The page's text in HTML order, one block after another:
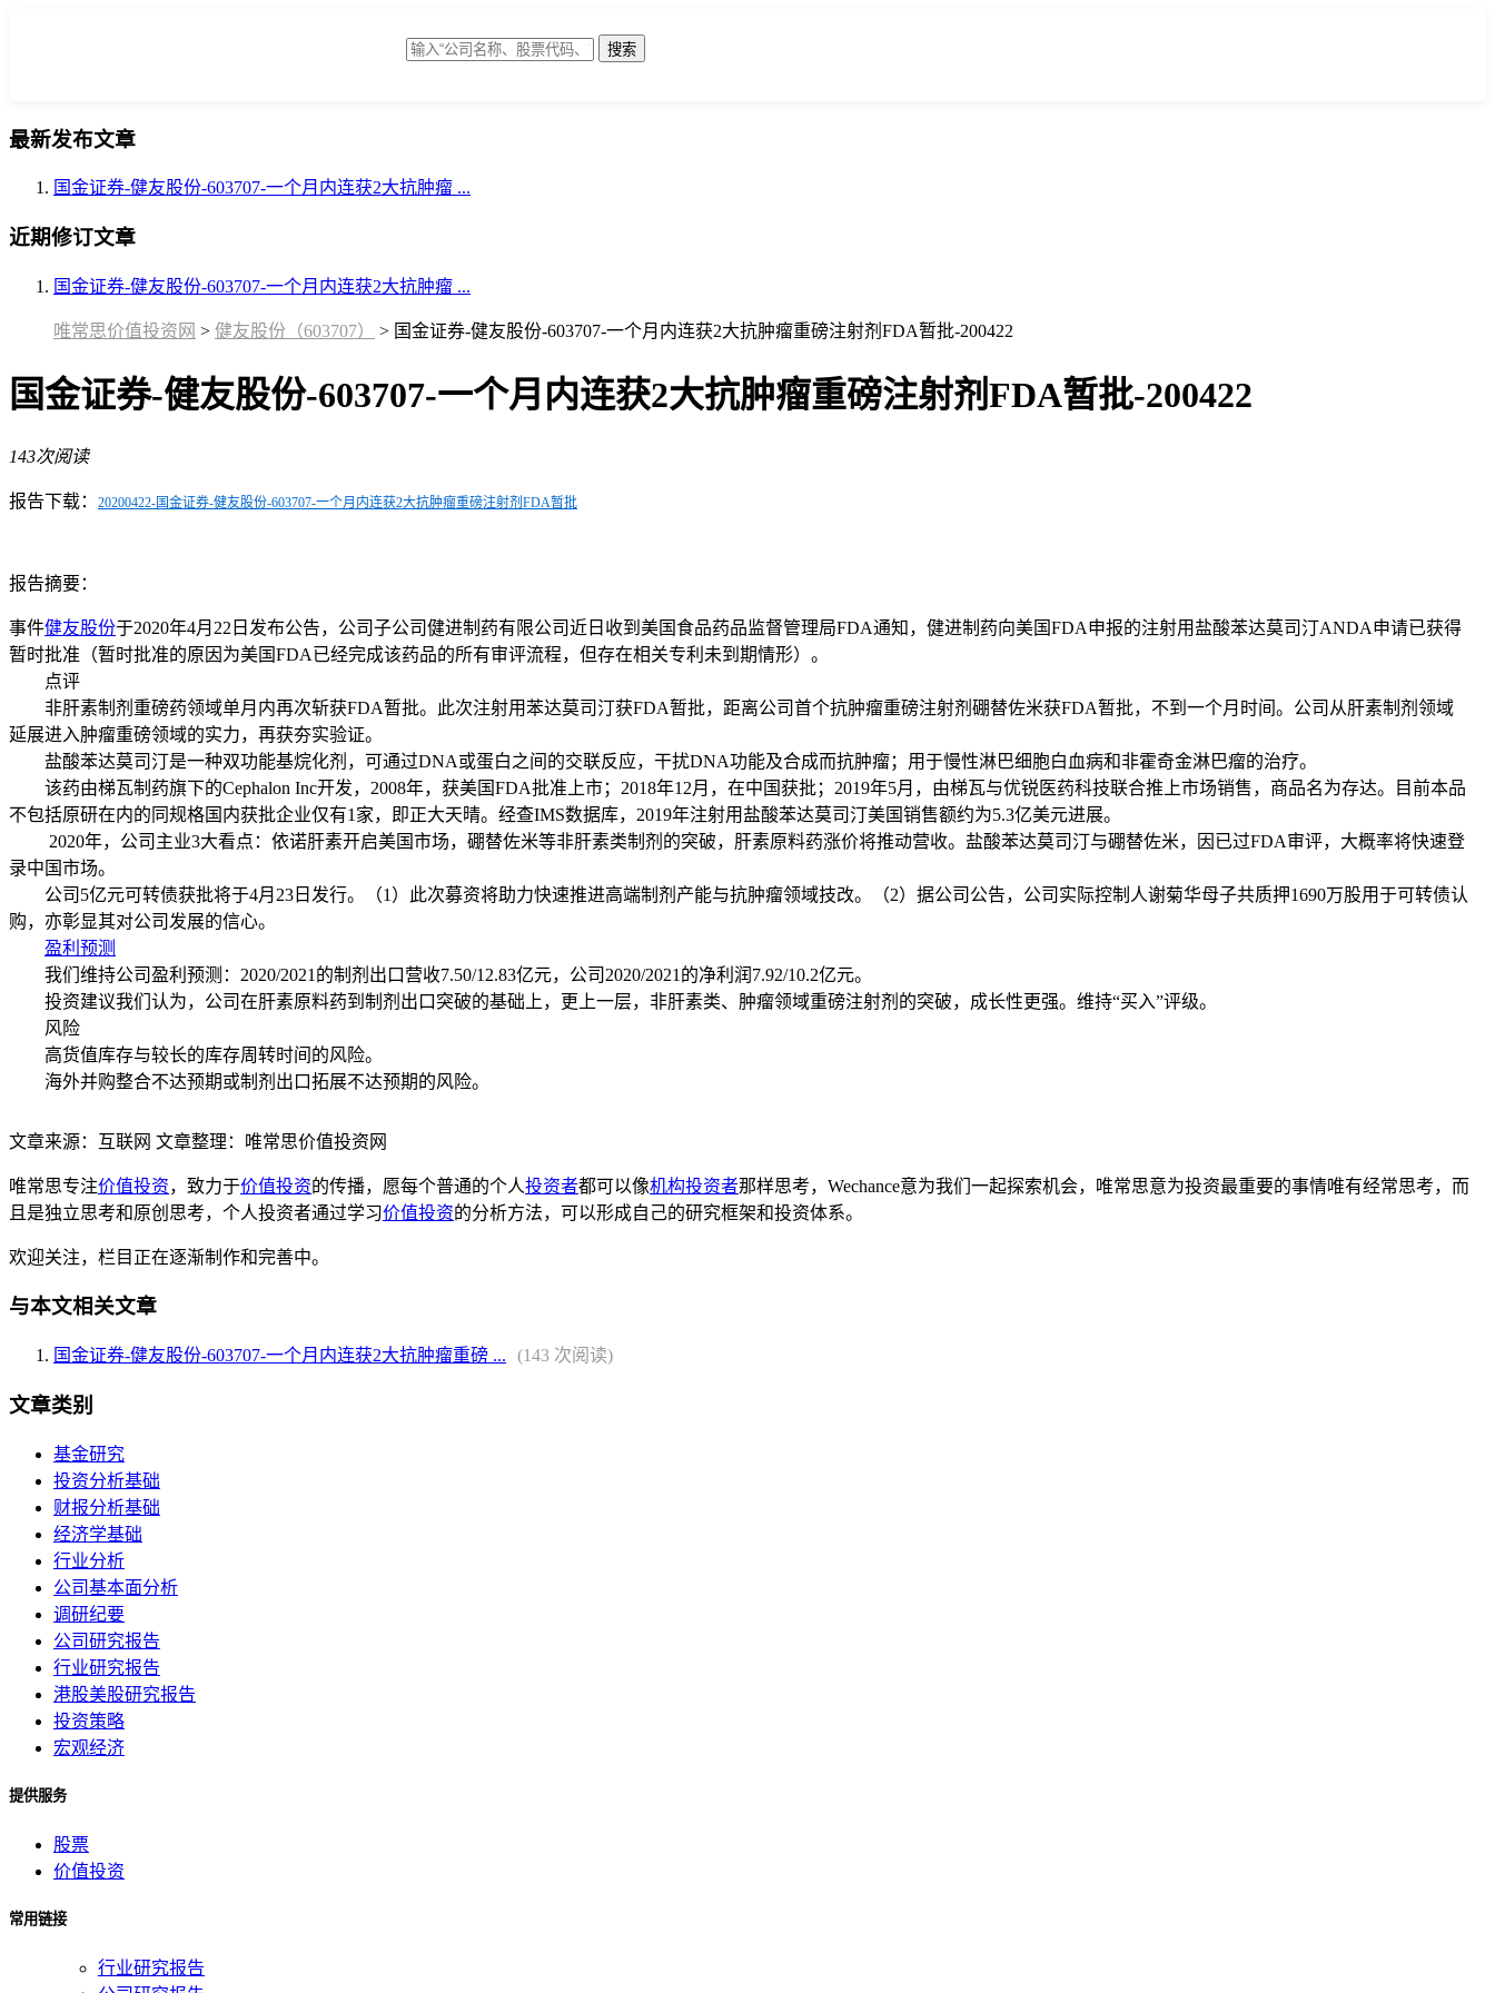
最新发布文章
国金证券-健友股份-603707-一个月内连获2大抗肿瘤 ...
近期修订文章
国金证券-健友股份-603707-一个月内连获2大抗肿瘤 ...
唯常思价值投资网 > 健友股份（603707） > 国金证券-健友股份-603707-一个月内连获2大抗肿瘤重磅注射剂FDA暂批-200422
国金证券-健友股份-603707-一个月内连获2大抗肿瘤重磅注射剂FDA暂批-200422
143次阅读
报告下载： 20200422-国金证券-健友股份-603707-一个月内连获2大抗肿瘤重磅注射剂FDA暂批
报告摘要：
事件健友股份于2020年4月22日发布公告，公司子公司健进制药有限公司近日收到美国食品药品监督管理局FDA通知，健进制药向美国FDA申报的注射用盐酸苯达莫司汀ANDA申请已获得
暂时批准（暂时批准的原因为美国FDA已经完成该药品的所有审评流程，但存在相关专利未到期情形）。
点评
非肝素制剂重磅药领域单月内再次斩获FDA暂批。
此次注射用苯达莫司汀获FDA暂批，距离公司首个抗肿瘤重磅注射剂硼替佐米获FDA暂批，不到一个月时间。公司从肝素制剂领域
延展进入肿瘤重磅领域的实力，再获夯实验证。
盐酸苯达莫司汀是一种双功能基烷化剂，可通过DNA或蛋白之间的交联反应，干扰DNA功能及合成而抗肿瘤；用于慢性淋巴细胞白血病和非霍奇金淋巴瘤的治疗。
该药由梯瓦制药旗下的Cephalon Inc开发，2008年，获美国FDA批准上市；2018年12月，在中国获批；2019年5月，由梯瓦与优锐医药科技联合推上市场销售，商品名为存达。目前本品
不包括原研在内的同规格国内获批企业仅有1家，即正大天晴。经查IMS数据库，2019年注射用盐酸苯达莫司汀美国销售额约为5.3亿美元进展。
2020年，公司主业3大看点：依诺肝素开启美国市场，硼替佐米等非肝素类制剂的突破，肝素原料药涨价将推动营收。盐酸苯达莫司汀与硼替佐米，因已过FDA审评，大概率将快速登
录中国市场。
公司5亿元可转债获批将于4月23日发行。（1）此次募资将助力快速推进高端制剂产能与抗肿瘤领域技改。（2）据公司公告，公司实际控制人谢菊华母子共质押1690万股用于可转债认
购，亦彰显其对公司发展的信心。
盈利预测
我们维持公司盈利预测：2020/2021的制剂出口营收7.50/12.83亿元，公司2020/2021的净利润7.92/10.2亿元。
投资建议我们认为，公司在肝素原料药到制剂出口突破的基础上，更上一层，非肝素类、肿瘤领域重磅注射剂的突破，成长性更强。维持“买入”评级。
风险
高货值库存与较长的库存周转时间的风险。
海外并购整合不达预期或制剂出口拓展不达预期的风险。
文章来源：互联网 文章整理：唯常思价值投资网
唯常思专注价值投资，致力于价值投资的传播，愿每个普通的个人投资者都可以像机构投资者那样思考，Wechance意为我们一起探索机会，唯常思意为投资最重要的事情唯有经常思考，而
且是独立思考和原创思考，个人投资者通过学习价值投资的分析方法，可以形成自己的研究框架和投资体系。
欢迎关注，栏目正在逐渐制作和完善中。
与本文相关文章
国金证券-健友股份-603707-一个月内连获2大抗肿瘤重磅 ... (143 次阅读)
文章类别
基金研究
投资分析基础
财报分析基础
经济学基础
行业分析
公司基本面分析
调研纪要
公司研究报告
行业研究报告
港股美股研究报告
投资策略
宏观经济
提供服务
股票
价值投资
常用链接
行业研究报告